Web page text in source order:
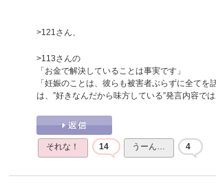
>121さん、
>113さんの
「お金で解決していることは事実です」
「妊娠のことは、彼らも被害者ぶらずに全てを
は、”好きなんだから味方している”発言内容では
それな！ 14 うーん… 4